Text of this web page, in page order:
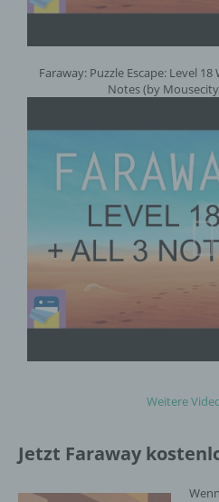
Faraway: Puzzle Escape: Level
Notes (by
Weitere
Jetzt Faraway
Auftragsverarbeiters
k) Einwilligung
Person freiwillig für
informierter Weise
abgegebene
einer Erklärung oder
eindeutigen
die betroffene Person
sie mit der
personenbezogenen
Name und Anschrift des für die
der Europäischen Union
mit datenschutzrechtlichem